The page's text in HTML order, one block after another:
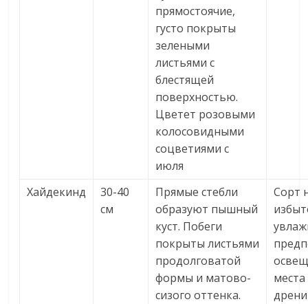
прямостоячие,
густо покрыты
зелеными
листьями с
блестящей
поверхностью.
Цветет розовыми
колосовидными
соцветиями с
июля
Хайдекинд
30-40
см
Прямые стебли
образуют пышный
куст. Побеги
покрыты листьями
продолговатой
формы и матово-
сизого оттенка.
Сорт
места